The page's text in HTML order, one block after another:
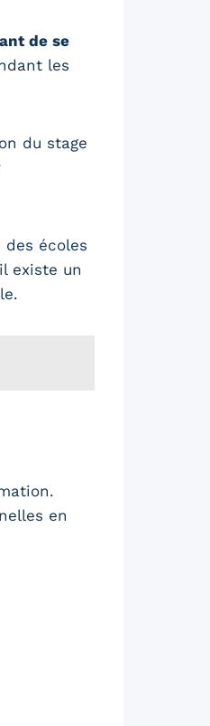
de se
les
du stage
écoles
existe un
en